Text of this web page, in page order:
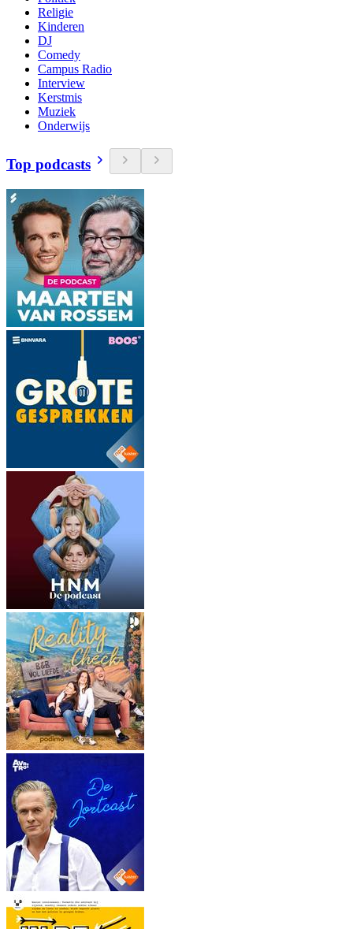
Religie
Kinderen
DJ
Comedy
Campus Radio
Interview
Kerstmis
Muziek
Onderwijs
Top podcasts